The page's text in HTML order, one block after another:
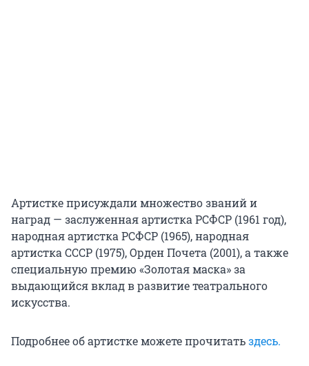
Артистке присуждали множество званий и
наград — заслуженная артистка РСФСР (1961 год),
народная артистка РСФСР (1965), народная
артистка СССР (1975), Орден Почета (2001), а также
специальную премию «Золотая маска» за
выдающийся вклад в развитие театрального
искусства.
Подробнее об артистке можете прочитатьздесь.